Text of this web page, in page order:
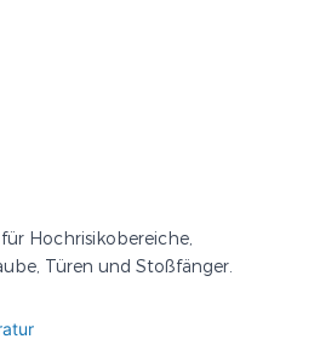
Hochrisikobereiche,
Türen und Stoßfänger.